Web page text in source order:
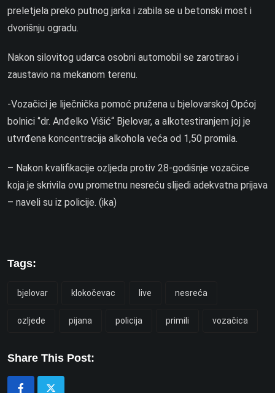
preletjela preko putnog jarka i zabila se u betonski most i
dvorišnju ogradu.
Nakon silovitog udarca osobni automobil se zarotirao i
zaustavio na mekanom terenu.
-Vozačici je liječnička pomoć pružena u bjelovarskoj Općoj
bolnici ‘’dr. Anđelko Višić“ Bjelovar, a alkotestiranjem joj je
utvrđena koncentracija alkohola veća od 1,50 promila.
– Nakon kvalifikacije ozljeda protiv 28-godišnje vozačice
koja je skrivila ovu prometnu nesreću slijedi adekvatna prijava
– naveli su iz policije. (ika)
Tags:
bjelovar klokočevac live nesreća
ozljede pijana policija primili vozačica
Share This Post: